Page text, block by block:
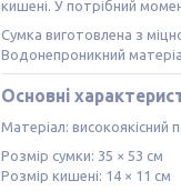
кишені. У потрібний
Сумка виготовлена з
Водонепроникний
Основні
Матеріал: високоякісний
Розмір сумки: 35 × 53 см
Розмір кишені: 14 × 11 см